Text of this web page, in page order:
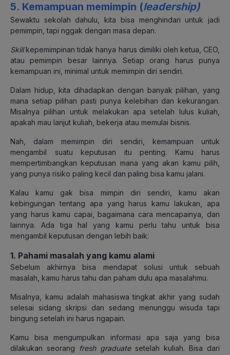
5. Kemampuan memimpin (leadership)
Sewaktu sekolah dahulu, kita bisa menghindari untuk jadi
pemimpin, tapi nggak dengan masa depan.
Skillkepemimpinan tidak hanya harus dimiliki oleh ketua, CEO,
atau pemimpin besar lainnya. Setiap orang harus punya
kemampuan ini, minimal untuk memimpin diri sendiri.
Dalam hidup, kita dihadapkan dengan banyak pilihan, yang
mana setiap pilihan pasti punya kelebihan dan kekurangan.
Misalnya pilihan untuk melakukan apa setelah lulus kuliah,
apakah mau lanjut kuliah, bekerja atau memulai bisnis.
Nah, dalam memimpin diri sendiri, kemampuan untuk
mengambil suatu keputusan itu penting. Kamu harus
mempertimbangkan keputusan mana yang akan kamu pilih,
yang punya risiko paling kecil dan paling bisa kamu jalani.
Kalau kamu gak bisa mimpin diri sendiri, kamu akan
kebingungan tentang apa yang harus kamu lakukan, apa
yang harus kamu capai, bagaimana cara mencapainya, dan
lainnya. Ada tiga hal yang kamu perlu tahu untuk bisa
mengambil keputusan dengan lebih baik:
1. Pahami masalah yang kamu alami
Sebelum akhirnya bisa mendapat solusi untuk sebuah
masalah, kamu harus tahu dan paham dulu apa masalahmu.
Misalnya, kamu adalah mahasiswa tingkat akhir yang sudah
selesai sidang skripsi dan sedang menunggu wisuda tapi
bingung setelah ini harus ngapain.
Kamu bisa mengumpulkan informasi apa saja yang bisa
dilakukan seorang
fresh graduatesetelah kuliah. Bisa dari